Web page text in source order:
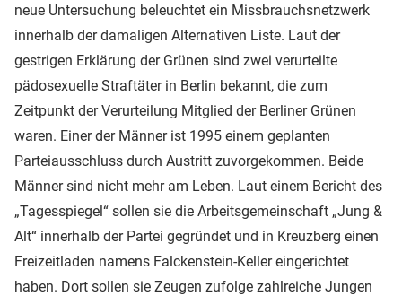
neue Untersuchung beleuchtet ein Missbrauchsnetzwerk
innerhalb der damaligen Alternativen Liste. Laut der
gestrigen Erklärung der Grünen sind zwei verurteilte
pädosexuelle Straftäter in Berlin bekannt, die zum
Zeitpunkt der Verurteilung Mitglied der Berliner Grünen
waren. Einer der Männer ist 1995 einem geplanten
Parteiausschluss durch Austritt zuvorgekommen. Beide
Männer sind nicht mehr am Leben. Laut einem Bericht des
„Tagesspiegel“ sollen sie die Arbeitsgemeinschaft „Jung &
Alt“ innerhalb der Partei gegründet und in Kreuzberg einen
Freizeitladen namens Falckenstein-Keller eingerichtet
haben. Dort sollen sie Zeugen zufolge zahlreiche Jungen